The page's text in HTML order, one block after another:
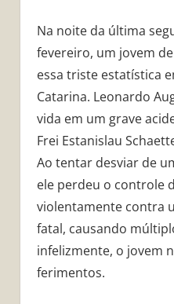
Na noite da última
fevereiro, um jovem
essa triste estatística
Catarina. Leonardo
vida em um grave
Frei Estanislau
Ao tentar desviar de
ele perdeu o controle
violentamente contra
fatal, causando
infelizmente, o jovem
ferimentos.